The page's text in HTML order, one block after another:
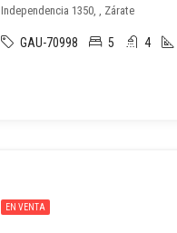
Independencia 1350, , Zárate
GAU-70998 5 4
EN VENTA